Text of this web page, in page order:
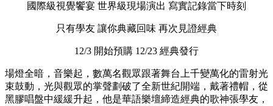
國際級視覺饗宴 世界級現場演出 寫實記錄當下時刻
只有學友 讓你典藏回味 再次見證經典
12/3 開始預購 12/23 經典發行
場燈全暗，音樂起，數萬名觀眾跟著舞台上千變萬化的雷射光
束鼓動，光與觀眾的掌聲劃破了全新世紀開端，戴著禮帽，從
黑膠唱盤中緩緩升起，他是華語樂壇締造經典的歌神張學友，